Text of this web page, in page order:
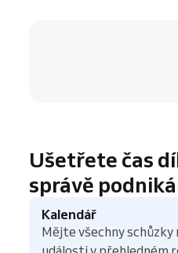
Ušetřete čas
správě
Kalendář
Mějte všechny schůzky